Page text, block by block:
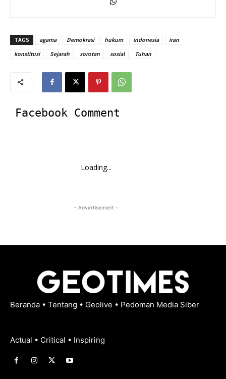
TAGS agama Demokrasi hukum indonesia
iran
konstitusi
Sejarah sorotan sosial Tuhan
Facebook Comment
Loading...
- Advertisement -
Beranda • Tentang • Geolive • Pedoman Media Siber
Actual • Critical • Inspiring